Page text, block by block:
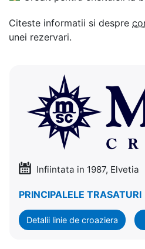
Citeste informatii si despre
unei rezervari.
Infiintata in 1987, Elvetia
PRINCIPALELE TRASATURI
Detalii linie de croaziera